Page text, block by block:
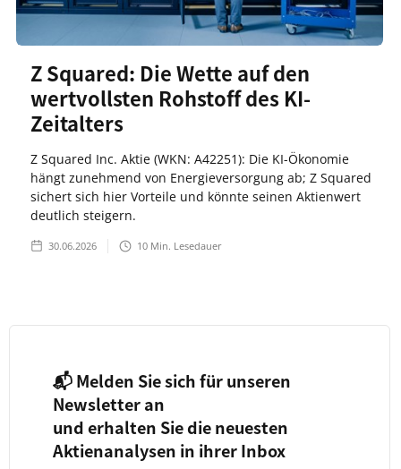
Z Squared: Die Wette auf den
wertvollsten Rohstoff des KI-
Zeitalters
Z Squared Inc. Aktie (WKN: A42251): Die KI-Ökonomie
hängt zunehmend von Energieversorgung ab; Z Squared
sichert sich hier Vorteile und könnte seinen Aktienwert
deutlich steigern.
30.06.2026 10 Min. Lesedauer
📬 Melden Sie sich für unseren
Newsletter an
und erhalten Sie die neuesten
Aktienanalysen in ihrer Inbox